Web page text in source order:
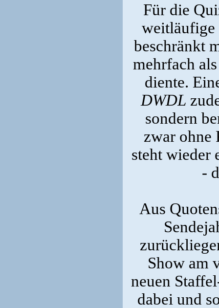
Für die
weitläufige
beschränkt
mehrfach
diente.
DWDL
sondern
zwar ohne
steht wieder
-
Aus
Show am
neuen
dabei und